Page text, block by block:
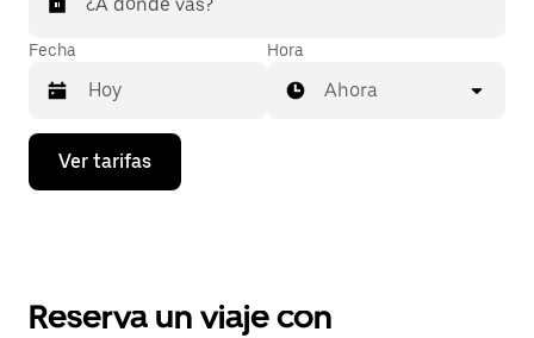
Fecha
Presiona
flecha
el
Hora
Ahora
Ver tarifas
Reserva un viaje con